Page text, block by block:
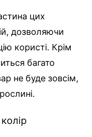
цих
дозволяючи
користі. Крім
багато
не буде зовсім,